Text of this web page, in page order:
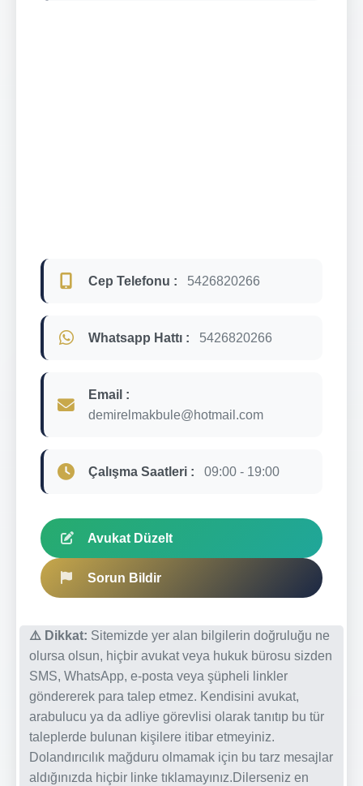
Cep Telefonu : 5426820266
Whatsapp Hattı : 5426820266
Email :
demirelmakbule@hotmail.com
Çalışma Saatleri : 09:00 - 19:00
Avukat Düzelt
Sorun Bildir
⚠️ Dikkat: Sitemizde yer alan bilgilerin doğruluğu ne
olursa olsun, hiçbir avukat veya hukuk bürosu sizden
SMS, WhatsApp, e-posta veya şüpheli linkler
göndererek para talep etmez. Kendisini avukat,
arabulucu ya da adliye görevlisi olarak tanıtıp bu tür
taleplerde bulunan kişilere itibar etmeyiniz.
Dolandırıcılık mağduru olmamak için bu tarz mesajlar
aldığınızda hiçbir linke tıklamayınız.Dilerseniz en